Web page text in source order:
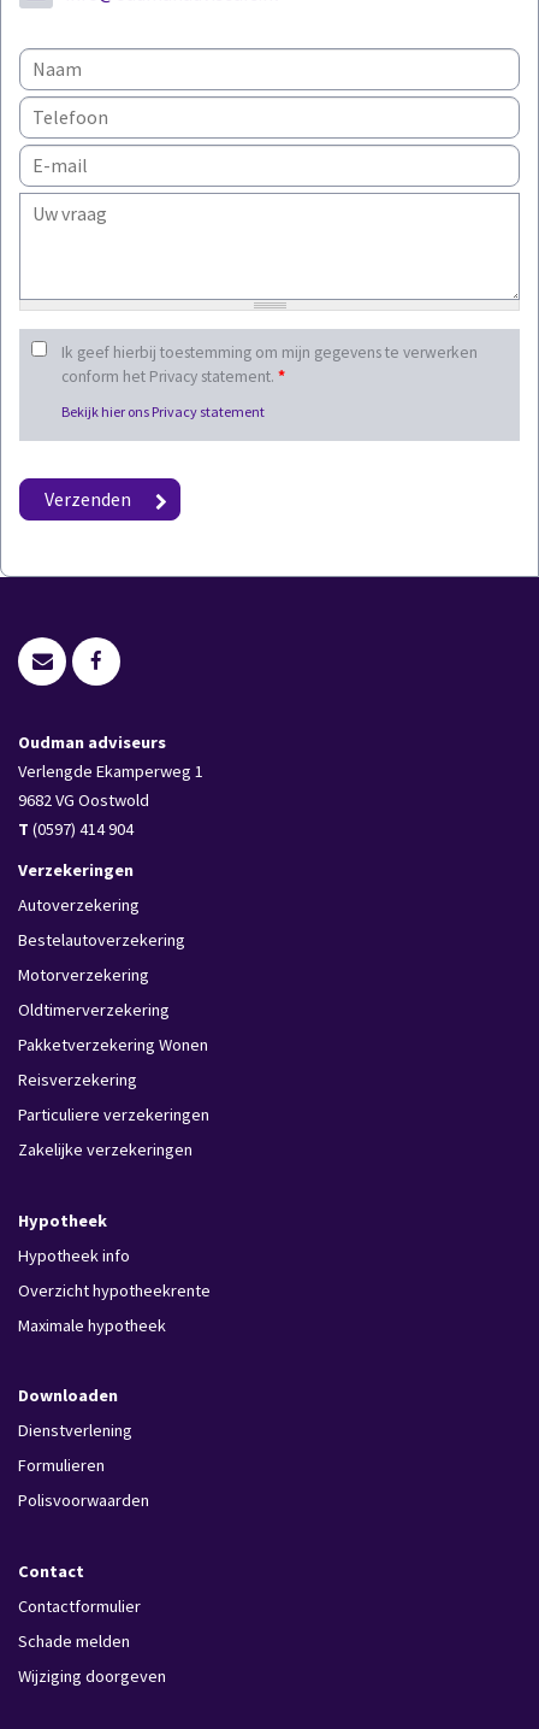
Ik geef hierbij toestemming om mijn gegevens te verwerken
conform het Privacy statement. *
Bekijk hier ons Privacy statement
Oudman adviseurs
Verlengde Ekamperweg 1
9682 VG Oostwold
T (0597) 414 904
Verzekeringen
Autoverzekering
Bestelautoverzekering
Motorverzekering
Oldtimerverzekering
Pakketverzekering Wonen
Reisverzekering
Particuliere verzekeringen
Zakelijke verzekeringen
Hypotheek
Hypotheek info
Overzicht hypotheekrente
Maximale hypotheek
Downloaden
Dienstverlening
Formulieren
Polisvoorwaarden
Contact
Contactformulier
Schade melden
Wijziging doorgeven